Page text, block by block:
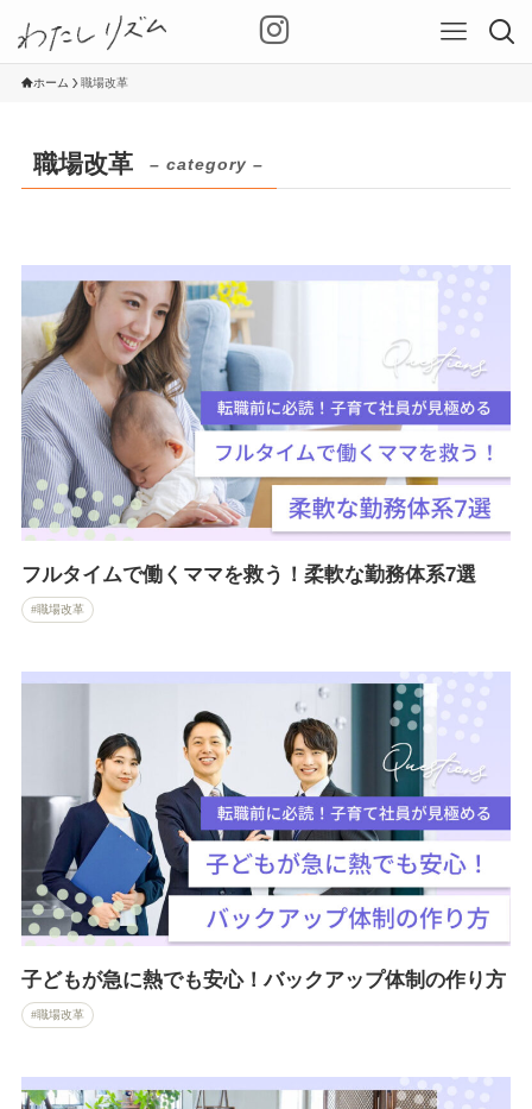
ホーム 職場改革
職場改革 – category –
フルタイムで働くママを救う！柔軟な勤務体系7選
職場改革
子どもが急に熱でも安心！バックアップ体制の作り方
職場改革